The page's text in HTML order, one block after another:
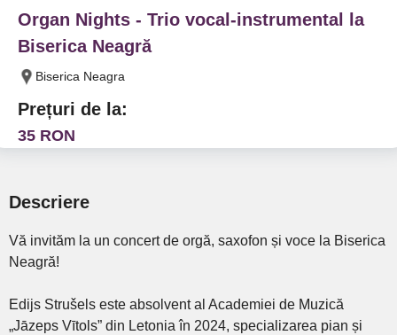
Organ Nights - Trio vocal-instrumental la
Biserica Neagră
Biserica Neagra
Prețuri de la:
35 RON
Descriere
Vă invităm la un concert de orgă, saxofon și voce la Biserica
Neagră!
Edijs Strušels este absolvent al Academiei de Muzică
„Jāzeps Vītols” din Letonia în 2024, specializarea pian și